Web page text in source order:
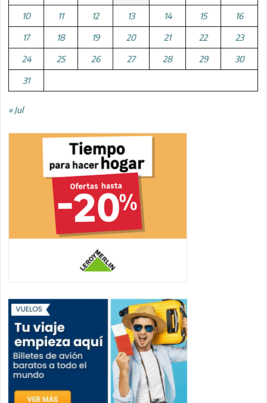
10 11 12 13 14 15 16
17 18 19 20 21 22 23
24 25 26 27 28 29 30
31
« Jul